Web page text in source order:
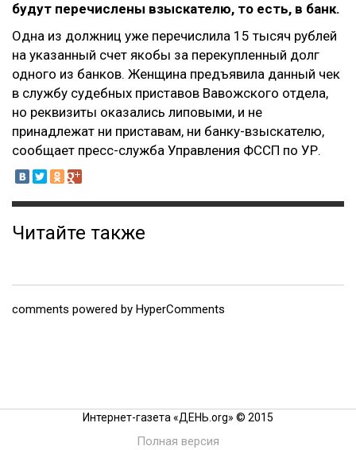
будут перечислены взыскателю, то есть, в банк.
Одна из должниц уже перечислила 15 тысяч рублей
на указанный счет якобы за перекупленный долг
одного из банков. Женщина предъявила данный чек
в службу судебных приставов Вавожского отдела,
но реквизиты оказались липовыми, и не
принадлежат ни приставам, ни банку-взыскателю,
сообщает пресс-служба Управления ФССП по УР.
Читайте также
comments powered by HyperComments
Интернет-газета «ДЕНЬ.org» © 2015
Полная версия